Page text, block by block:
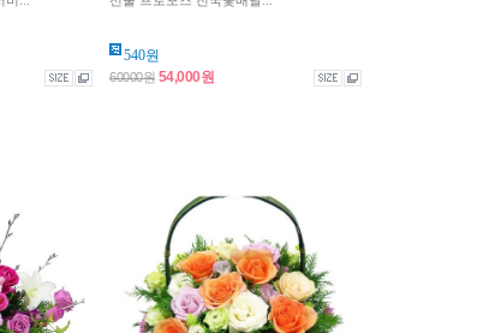
540원
60000원 54,000원